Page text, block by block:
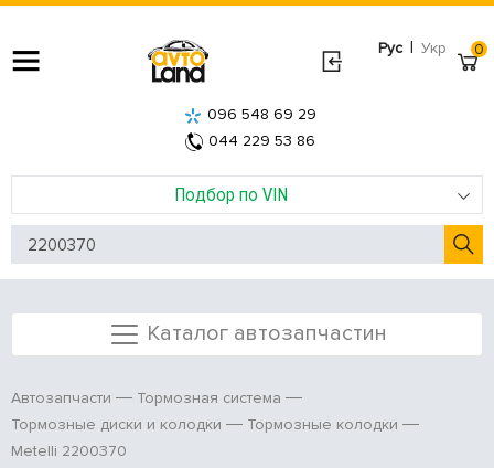
Рус | Укр
Подбор по VIN
096 548 69 29
044 229 53 86
0
Каталог автозапчастин
Автозапчасти
Тормозная система
Тормозные диски и колодки
Тормозные колодки
Metelli 2200370